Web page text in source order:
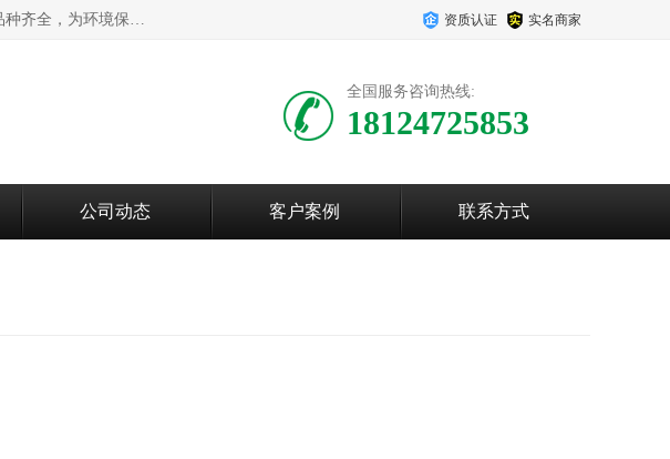
江苏天瑞仪器股份有限公司专业从事光谱、色谱、质谱等分析测试仪器及其软件的研发、生产和销售。产品品种齐全，为环境保护与安全、工业测试与分析及其它领域提供专业解决方案。 为客户提供更加先进的产品和更加满意的服务。 资质认证 实名商家
全国服务咨询热线:
18124725853
公司动态 客户案例 联系方式